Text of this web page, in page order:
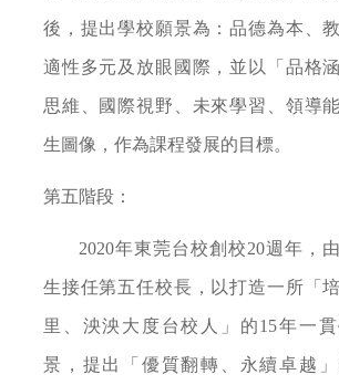
後，提出學校願景為：品德為本、教
適性多元及放眼國際，並以「品格
思維、國際視野、未來學習、領導
生圖像，作為課程發展的目標。
第五階段：
2020年東莞台校創校20週年，
生接任第五任校長，以打造一所「
里、泱泱大度台校人」的15年一
景，提出「優質翻轉、永續卓越